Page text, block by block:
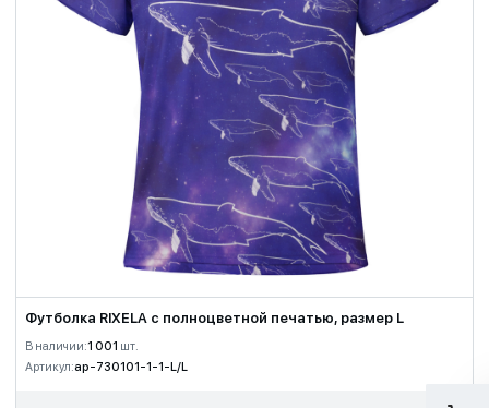
Футболка RIXELA с полноцветной печатью, размер L
В наличии:1 001 шт.
Артикул:ap-730101-1-1-L/L